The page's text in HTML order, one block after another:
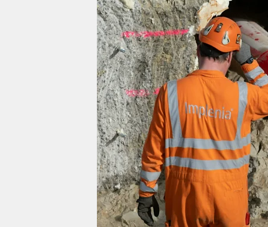
wahrheit
verlag
verlag
veranstaltungen
shop
fragen & hilfe
unterstützen
abo
genossenschaft